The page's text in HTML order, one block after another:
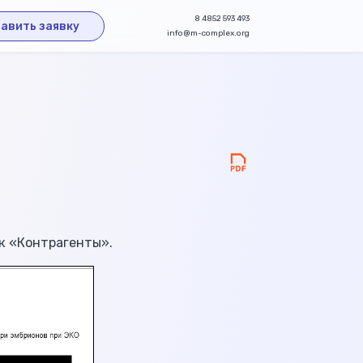
заявку
8 4852 593 493
info@m-complex.org
«Контрагенты».